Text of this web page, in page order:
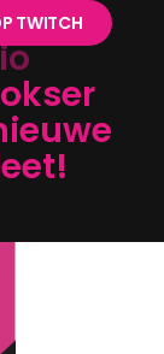
TWITCH